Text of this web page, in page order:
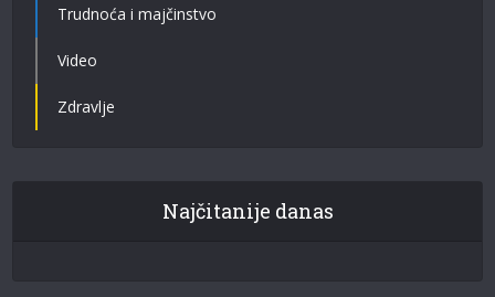
Trudnoća i majčinstvo
Video
Zdravlje
Najčitanije danas